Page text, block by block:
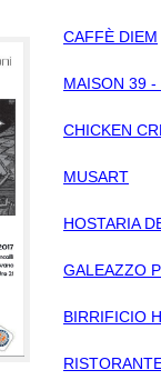
CAFFÈ DIEM
MAISON 39
CHICKEN
MUSART
HOSTARIA
GALEAZZO
BIRRIFICIO